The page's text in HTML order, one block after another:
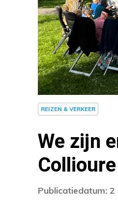
REIZEN & VERKEER
We zijn
Publicatiedatum: